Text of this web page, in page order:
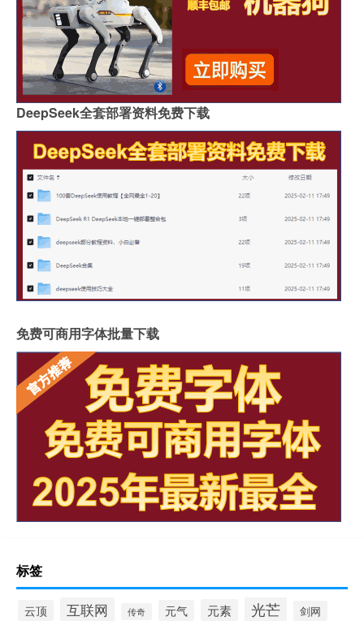
DeepSeek全套部署资料免费下载
免费可商用字体批量下载
标签
云顶 互联网 传奇 元气 元素 光芒
剑网